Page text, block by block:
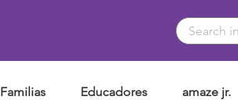
Familias Educadores amaze jr.